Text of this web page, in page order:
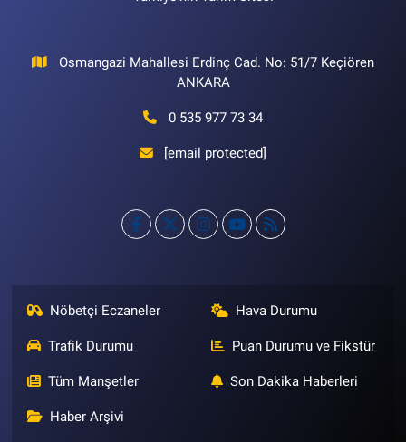
Osmangazi Mahallesi Erdinç Cad. No: 51/7 Keçiören
ANKARA
0 535 977 73 34
[email protected]
Nöbetçi Eczaneler Hava Durumu
Trafik Durumu Puan Durumu ve Fikstür
Tüm Manşetler Son Dakika Haberleri
Haber Arşivi